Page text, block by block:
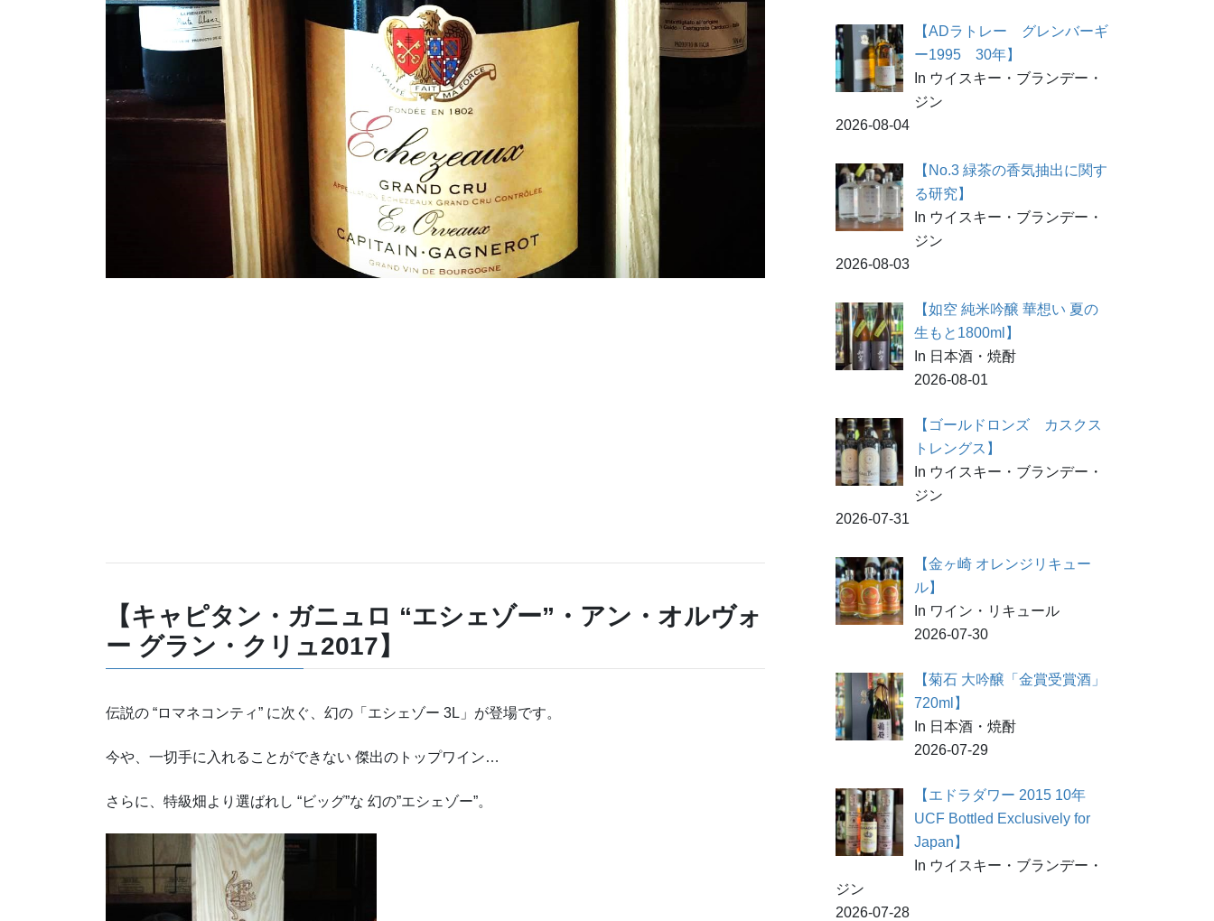
【キャピタン・ガニュロ “エシェゾー”・アン・オルヴォ
ー グラン・クリュ2017】
伝説の “ロマネコンティ” に次ぐ、幻の「エシェゾー 3L」が登場です。
今や、一切手に入れることができない 傑出のトップワイン…
さらに、特級畑より選ばれし “ビッグ”な 幻の”エシェゾー”。
【ADラトレー グレンバーギ
ー1995 30年】
In ウイスキー・ブランデー・
ジン
2026-08-04
【No.3 緑茶の香気抽出に関す
る研究】
In ウイスキー・ブランデー・
ジン
2026-08-03
【如空 純米吟醸 華想い 夏の
生もと1800ml】
In 日本酒・焼酎
2026-08-01
【ゴールドロンズ カスクス
トレングス】
In ウイスキー・ブランデー・
ジン
2026-07-31
【金ヶ崎 オレンジリキュー
ル】
In ワイン・リキュール
2026-07-30
【菊石 大吟醸「金賞受賞酒」
720ml】
In 日本酒・焼酎
2026-07-29
【エドラダワー 2015 10年
UCF Bottled Exclusively for
Japan】
In ウイスキー・ブランデー・
ジン
2026-07-28